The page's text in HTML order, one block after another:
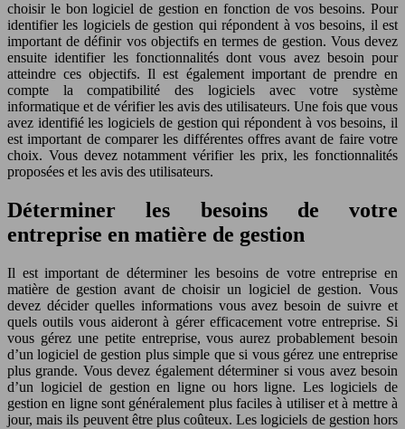
choisir le bon logiciel de gestion en fonction de vos besoins. Pour
identifier les logiciels de gestion qui répondent à vos besoins, il est
important de définir vos objectifs en termes de gestion. Vous devez
ensuite identifier les fonctionnalités dont vous avez besoin pour
atteindre ces objectifs. Il est également important de prendre en
compte la compatibilité des logiciels avec votre système
informatique et de vérifier les avis des utilisateurs. Une fois que vous
avez identifié les logiciels de gestion qui répondent à vos besoins, il
est important de comparer les différentes offres avant de faire votre
choix. Vous devez notamment vérifier les prix, les fonctionnalités
proposées et les avis des utilisateurs.
Déterminer les besoins de votre
entreprise en matière de gestion
Il est important de déterminer les besoins de votre entreprise en
matière de gestion avant de choisir un logiciel de gestion. Vous
devez décider quelles informations vous avez besoin de suivre et
quels outils vous aideront à gérer efficacement votre entreprise. Si
vous gérez une petite entreprise, vous aurez probablement besoin
d’un logiciel de gestion plus simple que si vous gérez une entreprise
plus grande. Vous devez également déterminer si vous avez besoin
d’un logiciel de gestion en ligne ou hors ligne. Les logiciels de
gestion en ligne sont généralement plus faciles à utiliser et à mettre à
jour, mais ils peuvent être plus coûteux. Les logiciels de gestion hors